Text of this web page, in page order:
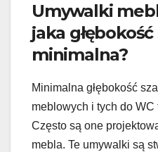
Umywalki
jaka
minimalna?
Minimalna głębokość
meblowych i tych do WC
Często są one
mebla. Te umywalki są